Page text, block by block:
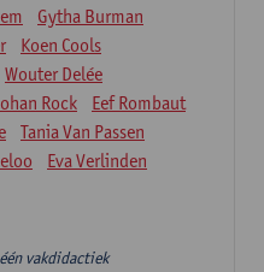
Gytha Burman
Koen Cools
Wouter Delée
Rock
Eef Rombaut
Tania Van Passen
Eva Verlinden
vakdidactiek